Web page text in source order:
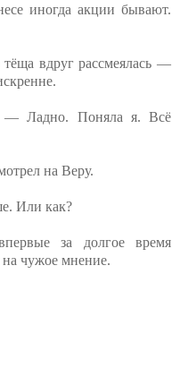
иногда акции бывают.
вдруг рассмеялась —
Ладно. Поняла я. Всё
на Веру.
Или как?
за долгое время
на чужое мнение.